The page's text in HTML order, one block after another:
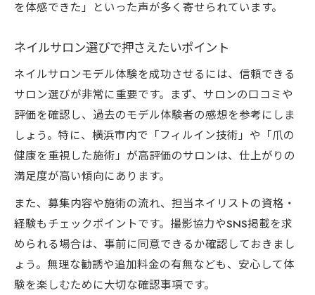
を体感できた」といった声が多く寄せられています。
ネイルサロン選びで押さえたいポイント
ネイルサロンモデル体験を成功させるには、信頼できる
サロン選びが非常に重要です。まず、サロンの口コミや
評価を確認し、過去のモデル体験者の感想を参考にしま
しょう。特に、横浜市内で「フィルイン技術」や「爪の
健康を重視した施術」が高評価のサロンは、仕上がりの
満足度が高い傾向にあります。
また、募集内容や施術の流れ、担当ネイリストの資格・
経験もチェックポイントです。撮影協力やSNS掲載を求
められる場合は、事前に同意できるか確認しておきまし
ょう。無理な勧誘や追加料金の有無なども、安心して体
験を楽しむために大切な確認事項です。